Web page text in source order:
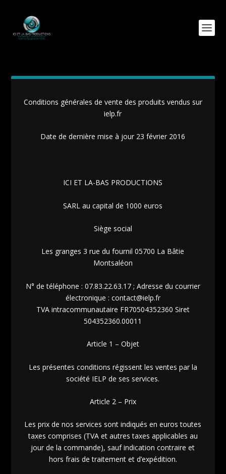
Conditions générales de vente des produits vendus sur
ielp.fr
Date de dernière mise à jour 23 février 2016
ICI ET LA-BAS PRODUCTIONS
SARL au capital de 1000 euros
Siège social
Les granges 3 rue du fournil 05700 La Bâtie
Montsaléon
N° de téléphone : 07.83.22.63.17 ; Adresse du courrier
électronique : contact@ielp.fr
TVA intracommunautaire FR70504352360 Siret
504352360.00011
Article 1 – Objet
Les présentes conditions régissent les ventes par la
société IELP de ses services.
Article 2 – Prix
Les prix de nos services sont indiqués en euros toutes
taxes comprises (TVA et autres taxes applicables au
jour de la commande), sauf indication contraire et
hors frais de traitement et d’expédition.